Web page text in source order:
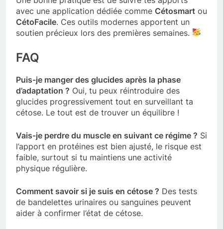
avec une application dédiée comme Cétosmart ou
CétoFacile. Ces outils modernes apportent un
soutien précieux lors des premières semaines.
FAQ
Puis-je manger des glucides après la phase
d’adaptation ? Oui, tu peux réintroduire des
glucides progressivement tout en surveillant ta
cétose. Le tout est de trouver un équilibre !
Vais-je perdre du muscle en suivant ce régime ? Si
l’apport en protéines est bien ajusté, le risque est
faible, surtout si tu maintiens une activité
physique régulière.
Comment savoir si je suis en cétose ? Des tests
de bandelettes urinaires ou sanguines peuvent
aider à confirmer l’état de cétose.